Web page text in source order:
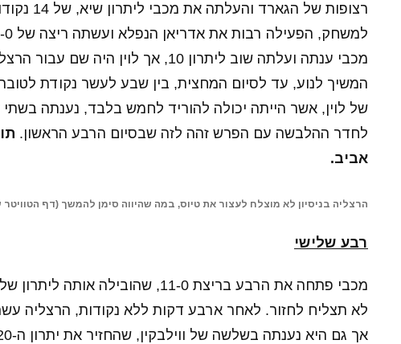
רצופות
המשיך לנוע, עד לסיום המחצית, בין שבע לעשר נקודת
של לוין, אשר הייתה יכולה להוריד לחמש בלבד, נענתה בשתי
לחדר ההלבשה עם הפרש זהה לזה שבסיום הרבע הראשון.
אביב.
הרצליה בניסיון לא מוצלח לעצור את טיוס, במה שהיווה סימן להמשך (דף הטוויטר
רבע שלישי
לא תצליח לחזור. לאחר ארבע דקות ללא נקודות, הרצליה